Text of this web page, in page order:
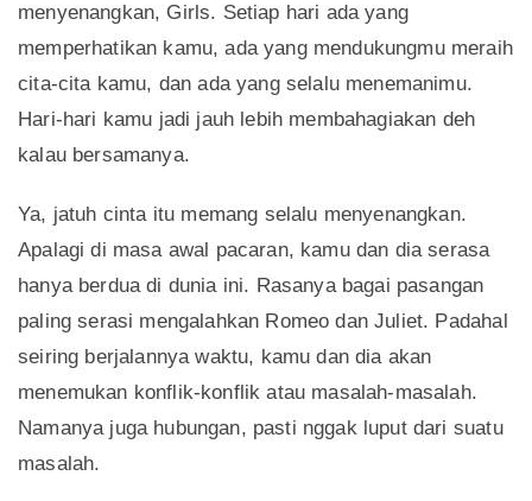
menyenangkan, Girls. Setiap hari ada yang
memperhatikan kamu, ada yang mendukungmu meraih
cita-cita kamu, dan ada yang selalu menemanimu.
Hari-hari kamu jadi jauh lebih membahagiakan deh
kalau bersamanya.
Ya, jatuh cinta itu memang selalu menyenangkan.
Apalagi di masa awal pacaran, kamu dan dia serasa
hanya berdua di dunia ini. Rasanya bagai pasangan
paling serasi mengalahkan Romeo dan Juliet. Padahal
seiring berjalannya waktu, kamu dan dia akan
menemukan konflik-konflik atau masalah-masalah.
Namanya juga hubungan, pasti nggak luput dari suatu
masalah.